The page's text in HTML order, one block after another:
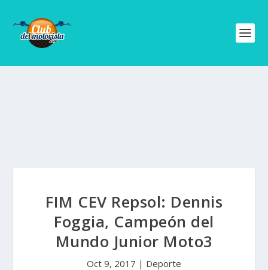
FIM CEV Repsol: Dennis
Foggia, Campeón del
Mundo Junior Moto3
Oct 9, 2017 | Deporte